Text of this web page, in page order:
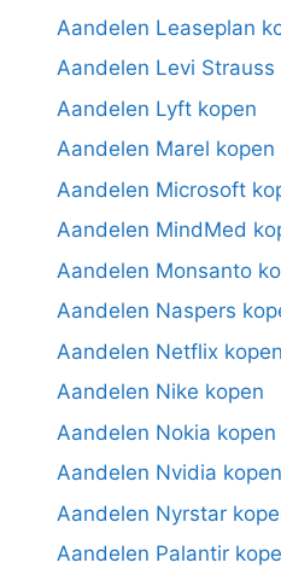
Aandelen Leaseplan
Aandelen Levi Strauss
Aandelen Lyft kopen
Aandelen Marel kopen
Aandelen Microsoft
Aandelen MindMed
Aandelen Monsanto
Aandelen Naspers
Aandelen Netflix kopen
Aandelen Nike kopen
Aandelen Nokia kopen
Aandelen Nvidia kopen
Aandelen Nyrstar
Aandelen Palantir